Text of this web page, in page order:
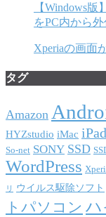
【Windows
をPC内から
Xperiaの画面
タグ
Amazon
HYZstudio iMac iPad
So-net SONY SSD
WordPress
リ ウイルス駆除ソフト
トパソコン ハ